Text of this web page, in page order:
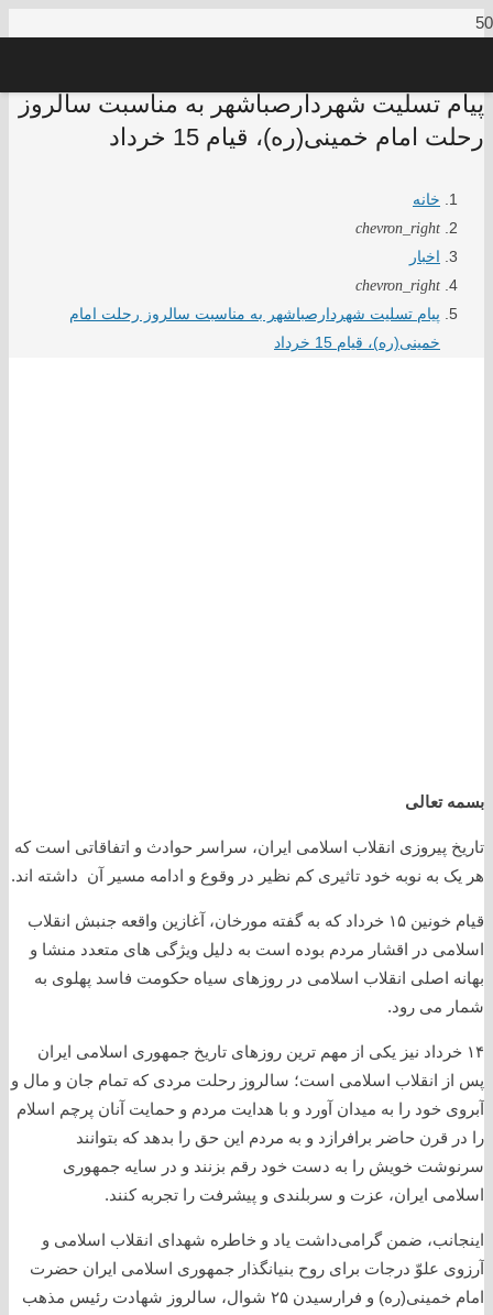
پیام تسلیت شهردارصباشهر به مناسبت سالروز
رحلت امام خمینی(ره)، قیام 15 خرداد
خانه
chevron_right
اخبار
chevron_right
پیام تسلیت شهردارصباشهر به مناسبت سالروز رحلت امام
خمینی(ره)، قیام 15 خرداد
بسمه تعالی
تاریخ پیروزی انقلاب اسلامی ایران، سراسر حوادث و اتفاقاتی است که
هر یک به نوبه خود تاثیری کم نظیر در وقوع و ادامه مسیر آن داشته اند.
قیام خونین ۱۵ خرداد که به گفته مورخان، آغازین واقعه جنبش انقلاب
اسلامی در اقشار مردم بوده است به دلیل ویژگی های متعدد منشا و
بهانه اصلی انقلاب اسلامی در روزهای سیاه حکومت فاسد پهلوی به
شمار می رود.
۱۴ خرداد نیز یکی از مهم ترین روزهای تاریخ جمهوری اسلامی ایران
پس از انقلاب اسلامی است؛ سالروز رحلت مردی که تمام جان و مال و
آبروی خود را به میدان آورد و با هدایت مردم و حمایت آنان پرچم اسلام
را در قرن حاضر برافرازد و به مردم این حق را بدهد که بتوانند
سرنوشت خویش را به دست خود رقم بزنند و در سایه جمهوری
اسلامی ایران، عزت و سربلندی و پیشرفت را تجربه کنند.
اینجانب، ضمن گرامی‌داشت یاد و خاطره شهدای انقلاب اسلامی و
آرزوی علوّ درجات برای روح بنیانگذار جمهوری اسلامی ایران حضرت
امام خمینی(ره) و فرارسیدن ۲۵ شوال، سالروز شهادت رئیس مذهب